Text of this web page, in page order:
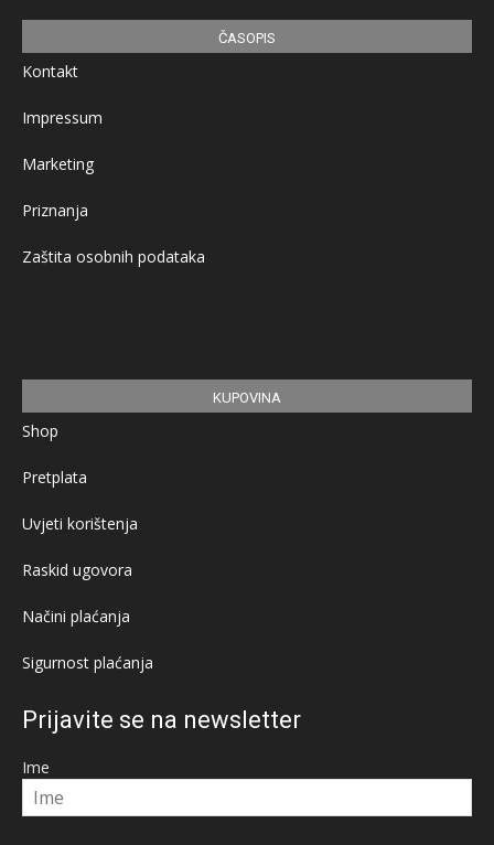
ČASOPIS
Kontakt
Impressum
Marketing
Priznanja
Zaštita osobnih podataka
KUPOVINA
Shop
Pretplata
Uvjeti korištenja
Raskid ugovora
Načini plaćanja
Sigurnost plaćanja
Prijavite se na newsletter
Ime